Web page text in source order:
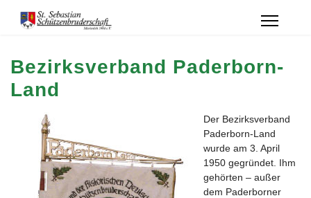
Bezirksverband Paderborn-
Land
Der Bezirksverband
Paderborn-Land
wurde am 3. April
1950 gegründet. Ihm
gehörten – außer
dem Paderborner